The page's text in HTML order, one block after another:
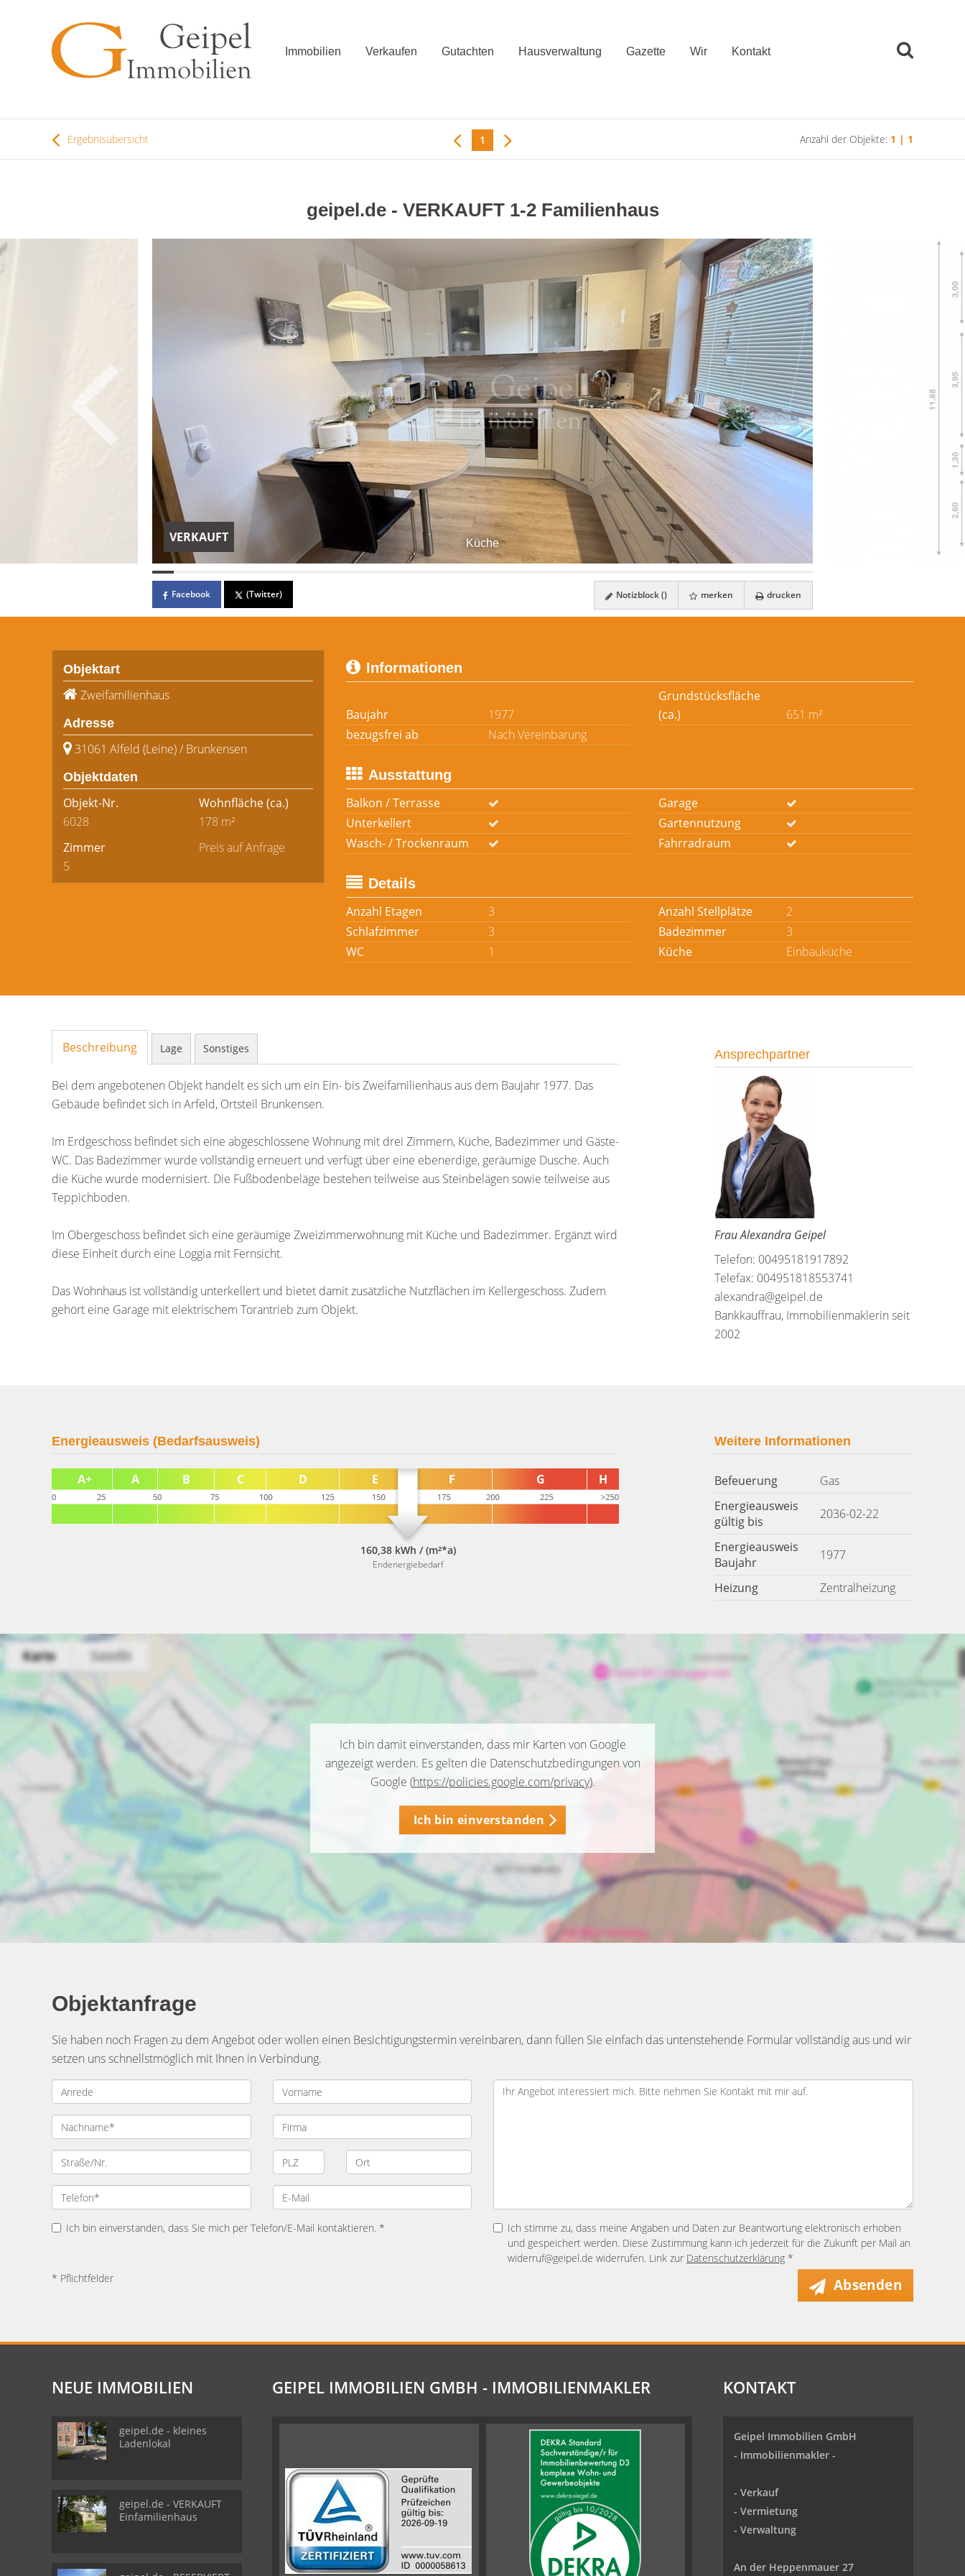
Immobilien Verkaufen Gutachten Hausverwaltung Gazette Wir Kontakt
Ergebnisübersicht 1 Anzahl der Objekte: 1 | 1
geipel.de - VERKAUFT 1-2 Familienhaus
Küche
VERKAUFT
Facebook (Twitter) Notizblock () merken drucken
Objektart
Zweifamilienhaus
Adresse
31061 Alfeld (Leine) / Brunkensen
Objektdaten
Objekt-Nr.
6028
Wohnfläche(ca.)
178 m²
Zimmer
5
Preis auf Anfrage
Informationen
Baujahr 1977
Grundstücksfläche
(ca.)
651 m²
bezugsfrei ab
Nach Vereinbarung
Ausstattung
Balkon / Terrasse
Garage
Unterkellert
Gartennutzung
Wasch- / Trockenraum
Fahrradraum
Details
Anzahl Etagen
3 Anzahl Stellplätze
2
Schlafzimmer
3 Badezimmer
3
WC
1 Küche Einbauküche
Beschreibung Lage Sonstiges
Bei dem angebotenen Objekt handelt es sich um ein Ein- bis Zweifamilienhaus aus dem Baujahr 1977. Das
Gebäude befindet sich in Arfeld, Ortsteil Brunkensen.
Im Erdgeschoss befindet sich eine abgeschlossene Wohnung mit drei Zimmern, Küche, Badezimmer und Gäste-
WC. Das Badezimmer wurde vollständig erneuert und verfügt über eine ebenerdige, geräumige Dusche. Auch
die Küche wurde modernisiert. Die Fußbodenbeläge bestehen teilweise aus Steinbelägen sowie teilweise aus
Teppichboden.
Im Obergeschoss befindet sich eine geräumige Zweizimmerwohnung mit Küche und Badezimmer. Ergänzt wird
diese Einheit durch eine Loggia mit Fernsicht.
Das Wohnhaus ist vollständig unterkellert und bietet damit zusätzliche Nutzflächen im Kellergeschoss. Zudem
gehört eine Garage mit elektrischem Torantrieb zum Objekt.
Ansprechpartner
Frau Alexandra Geipel
Telefon: 00495181917892
Telefax: 004951818553741
alexandra@geipel.de
Bankkauffrau, Immobilienmaklerin seit
2002
Energieausweis (Bedarfsausweis)
160,38 kWh / (m²*a)
Endenergiebedarf
Weitere Informationen
Befeuerung
Gas
Energieausweis
gültig bis
2036-02-22
Energieausweis
Baujahr
1977
Heizung Zentralheizung
Ich bin damit einverstanden, dass mir Karten von Google
angezeigt werden. Es gelten die Datenschutzbedingungen von
Google (https://policies.google.com/privacy).
Ich bin einverstanden
Objektanfrage
Sie haben noch Fragen zu dem Angebot oder wollen einen Besichtigungstermin vereinbaren, dann füllen Sie einfach das untenstehende Formular vollständig aus und wir
setzen uns schnellstmöglich mit Ihnen in Verbindung.
Ich bin einverstanden, dass Sie mich per Telefon/E-Mail kontaktieren. *
Ich stimme zu, dass meine Angaben und Daten zur Beantwortung elektronisch erhoben
und gespeichert werden. Diese Zustimmung kann ich jederzeit für die Zukunft per Mail an
widerruf@geipel.de widerrufen. Link zur Datenschutzerklärung *
* Pflichtfelder
Absenden
NEUE IMMOBILIEN
geipel.de - kleines
Ladenlokal
geipel.de - VERKAUFT
Einfamilienhaus
GEIPEL IMMOBILIEN GMBH - IMMOBILIENMAKLER KONTAKT
Geipel Immobilien GmbH
- Immobilienmakler-
- Verkauf
- Vermietung
- Verwaltung
An der Heppenmauer 27